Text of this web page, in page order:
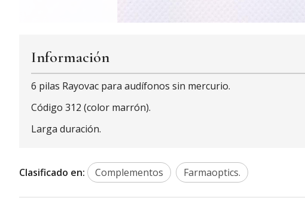
Información
6 pilas Rayovac para audífonos sin mercurio.
Código 312 (color marrón).
Larga duración.
Clasificado en: Complementos Farmaoptics.